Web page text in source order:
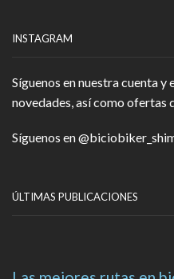
INSTAGRAM
Síguenos en nuestra cuenta y
novedades, así como
Síguenos en
ÚLTIMAS PUBLICACIONES